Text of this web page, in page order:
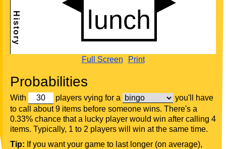
Full Screen Print
Probabilities
With players vying for a
you'll have
to call about 9 items before someone wins. There's a
0.33% chance that a lucky player would win after calling 4
items. Typically, 1 to 2 players will win at the same time.
Tip: If you want your game to last longer (on average),